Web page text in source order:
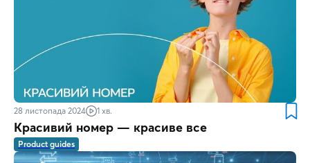
28 листопада 2024 1 хв.
Красивий номер — красиве все
Product guides